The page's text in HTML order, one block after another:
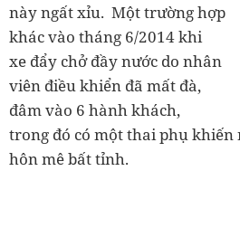
này ngất xỉu. Một trường hợp
khác vào tháng 6/2014 khi
xe đẩy chở đầy nước do nhân
viên điều khiển đã mất đà,
đâm vào 6 hành khách,
trong đó có một thai phụ
hôn mê bất tỉnh.